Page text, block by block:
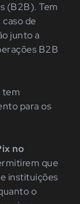
(B2B). Tem
de
junto a
B2B
tem
para os
no
que
instituições
o